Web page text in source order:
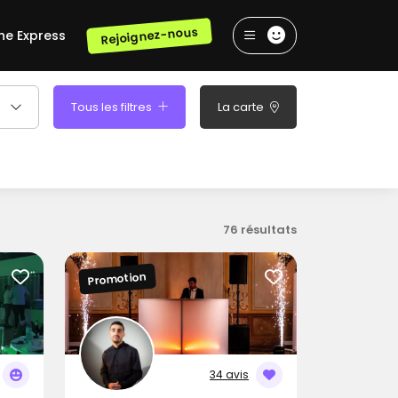
Express Rejoignez-nous
Tous les filtres La carte
76 résultats
34 avis
Promotion